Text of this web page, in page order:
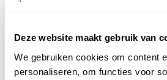
Deze website maakt gebruik van
We gebruiken cookies om content
personaliseren, om functies voor